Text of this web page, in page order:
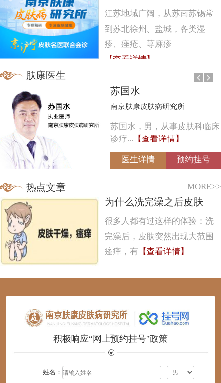
江苏地域广阔，从苏南苏锡常
到苏北徐州、盐城，各类湿
疹、痤疮、荨麻疹
【查看详情】
苏国水
南京肤康皮肤病研究所
苏国水，男，从事皮肤科临床
诊疗... 【查看详情】
医生详情 预约挂号
肤康医生
热点文章 MORE>>
为什么洗完澡之后皮肤
很多人都有过这样的体验：洗
完澡后，皮肤突然出现大范围
瘙痒，有 【查看详情】
123456
积极响应“网上预约挂号”政策
姓名：